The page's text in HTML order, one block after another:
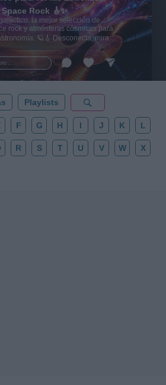
...
Rock 🎸✨
la mejor selección de
rock y atmósferas cósmicas para
🪐🎸 Desconecta, mira
siente la gravedad cero. 💾 ¡Guarda
tu próxima noche estrellada!
Playlists
F G H I J K L
R S T U V W X